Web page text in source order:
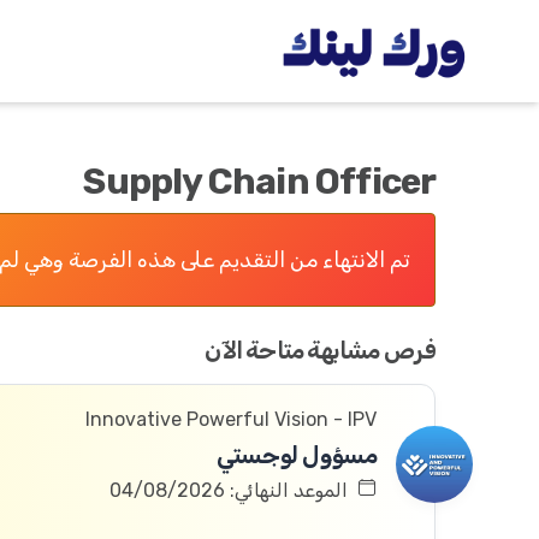
Supply Chain Officer
تم الانتهاء من التقديم على هذه الفرصة وهي
فرص مشابهة متاحة الآن
Innovative Powerful Vision - IPV
مسؤول لوجستي
الموعد النهائي: 04/08/2026